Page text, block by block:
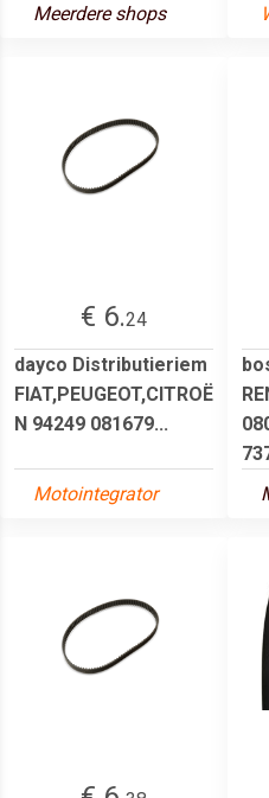
Meerdere shops
€ 6.24
dayco Distributieriem
FIAT,PEUGEOT,CITROË
N 94249 081679...
Motointegrator